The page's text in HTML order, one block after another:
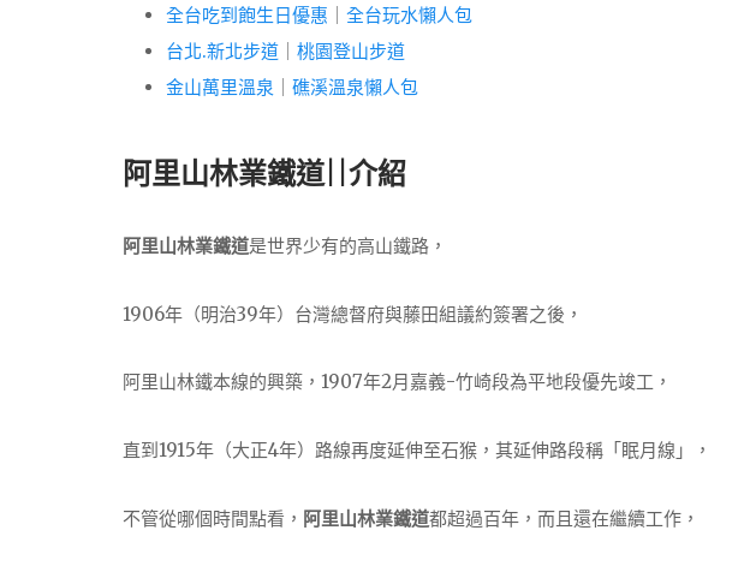
全台吃到飽生日優惠
全台玩水懶人包
台北.新北步道
桃園登山步道
金山萬里溫泉
礁溪溫泉懶人包
阿里山林業鐵道||介紹
阿里山林業鐵道是世界少有的高山鐵路，
1906年（明治39年）台灣總督府與藤田組議約簽署之後，
阿里山林鐵本線的興築，1907年2月嘉義-竹崎段為平地段優先竣工，
直到1915年（大正4年）路線再度延伸至石猴，其延伸路段稱「眠月線」，
不管從哪個時間點看， 阿里山林業鐵道都超過百年，而且還在繼續工作，